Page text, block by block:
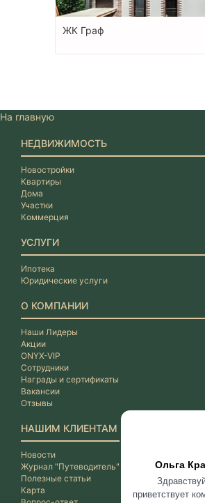
Ольга
приветствует
ЖК Граф
На главную
НЕДВИЖИМОСТЬ
Новостройки
Квартиры
Дома
Участки
Коммерция
УСЛУГИ
Ипотека
Юридические услуги
О КОМПАНИИ
Наши Лидеры
Акции
ONYX-VIP
Сотрудники
Награды и сертификаты
Вакансии
Отзывы
НАШИМ КЛИЕНТАМ
Новости
Журнал "Путеводитель"
Полезные статьи
Карта